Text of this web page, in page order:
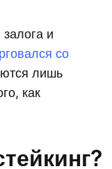
и
со
лишь
как